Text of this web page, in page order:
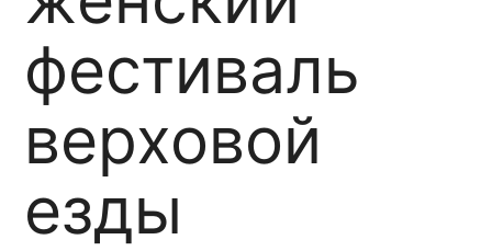
фестиваль
верховой
езды